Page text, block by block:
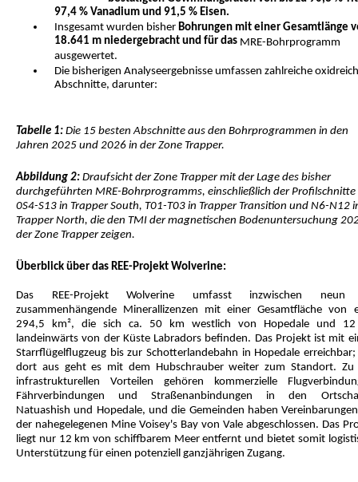
97,4 % Vanadium und 91,5 % Eisen.
Insgesamt wurden bisherBohrungen mit einer Gesamtlänge
18.641 m niedergebracht und für das MRE-Bohrprogramm
ausgewertet.
Die bisherigen Analyseergebnisse umfassen zahlreiche
Abschnitte, darunter:
Tabelle 1: Die 15 besten Abschnitte aus den Bohrprogrammen in den
Jahren 2025 und 2026 in der Zone Trapper.
Abbildung 2: Draufsicht der Zone Trapper mit der Lage des bisher
durchgeführten MRE-Bohrprogramms, einschließlich der Profilschnitte
0S4-S13 in Trapper South, T01-T03 in Trapper Transition und N6-N12
Trapper North, die den TMI der magnetischen Bodenuntersuchung
der Zone Trapper zeigen.
Überblick über das REE-Projekt Wolverine:
Das REE-Projekt Wolverine umfasst inzwischen
zusammenhängende Minerallizenzen mit einer Gesamtfläche von
294,5 km², die sich ca. 50 km westlich von Hopedale und
landeinwärts von der Küste Labradors befinden. Das Projekt ist mit
Starrflügelflugzeug bis zur Schotterlandebahn in Hopedale
dort aus geht es mit dem Hubschrauber weiter zum Standort. Zu
infrastrukturellen Vorteilen gehören kommerzielle
Fährverbindungen und Straßenanbindungen in den
Natuashish und Hopedale, und die Gemeinden haben
der nahegelegenen Mine Voisey's Bay von Vale abgeschlossen. Das
liegt nur 12 km von schiffbarem Meer entfernt und bietet somit
Unterstützung für einen potenziell ganzjährigen Zugang.